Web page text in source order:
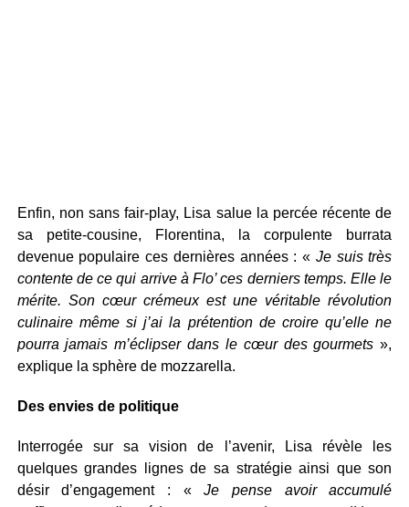
Enfin, non sans fair-play, Lisa salue la percée récente de
sa petite-cousine, Florentina, la corpulente burrata
devenue populaire ces dernières années : « Je suis très
contente de ce qui arrive à Flo’ ces derniers temps. Elle le
mérite. Son cœur crémeux est une véritable révolution
culinaire même si j’ai la prétention de croire qu’elle ne
pourra jamais m’éclipser dans le cœur des gourmets »,
explique la sphère de mozzarella.
Des envies de politique
Interrogée sur sa vision de l’avenir, Lisa révèle les
quelques grandes lignes de sa stratégie ainsi que son
désir d’engagement : «Je pense avoir accumulé